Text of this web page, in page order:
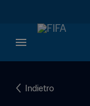
Indietro